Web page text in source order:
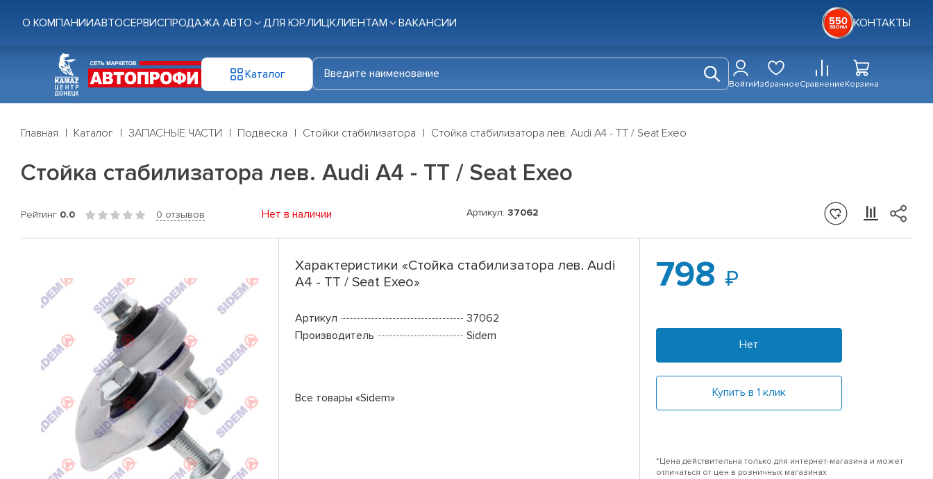
О КОМПАНИИАВТОСЕРВИСПРОДАЖА АВТО ДЛЯ ЮР.ЛИЦКЛИЕНТАМ ВАКАНСИИ КОНТАКТЫ
Каталог
ВойтиИзбранноеСравнениеКорзина
Главная Каталог ЗАПАСНЫЕ ЧАСТИ Подвеска Стойки стабилизатора Стойка стабилизатора лев. Audi A4 - TT / Seat Exeo
Стойка стабилизатора лев. Audi A4 - TT / Seat Exeo
Рейтинг 0.0 0 отзывов Нет в наличии Артикул: 37062
Характеристики «Стойка стабилизатора лев. Audi
A4 - TT / Seat Exeo»
Артикул
37062
Производитель
Sidem
Все товары «Sidem»
798
Нет
Купить в 1 клик
*Цена действительна только для интернет-магазина и может
отличаться от цен в розничных магазинах